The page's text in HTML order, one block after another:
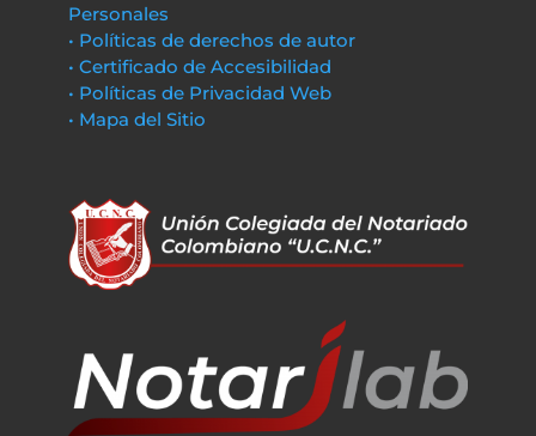
Personales
• Políticas de derechos de autor
• Certificado de Accesibilidad
• Políticas de Privacidad Web
• Mapa del Sitio